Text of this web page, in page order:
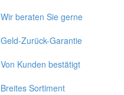
Wir beraten Sie gerne
Geld-Zurück-Garantie
Von Kunden bestätigt
Breites Sortiment